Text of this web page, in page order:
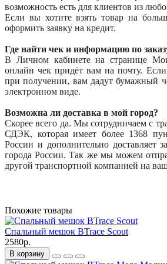
возможность есть для клиентов из
Если вы хотите взять товар на
оформить заявку на кредит.
Где найти чек и информацию по
В Личном кабинете на странице
онлайн чек придёт вам на почту. Если
при получении, вам дадут бумажный
электронном виде.
Возможна ли доставка в мой город?
Скорее всего да. Мы сотрудничаем с
СДЭК, которая имеет более 1368
России и дополнительно доставляет
города России. Так же мы можем
другой транспортной компанией на
Похожие товары
Спальный мешок BTrace Scout
2580р.
В корзину